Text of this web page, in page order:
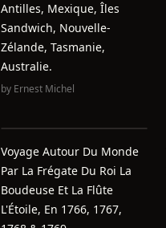
Antilles, Mexique, Îles
Sandwich, Nouvelle-
Zélande, Tasmanie,
Australie.
by Ernest Michel
Voyage Autour Du Monde
Par La Frégate Du Roi La
Boudeuse Et La Flûte
L'Étoile, En 1766, 1767,